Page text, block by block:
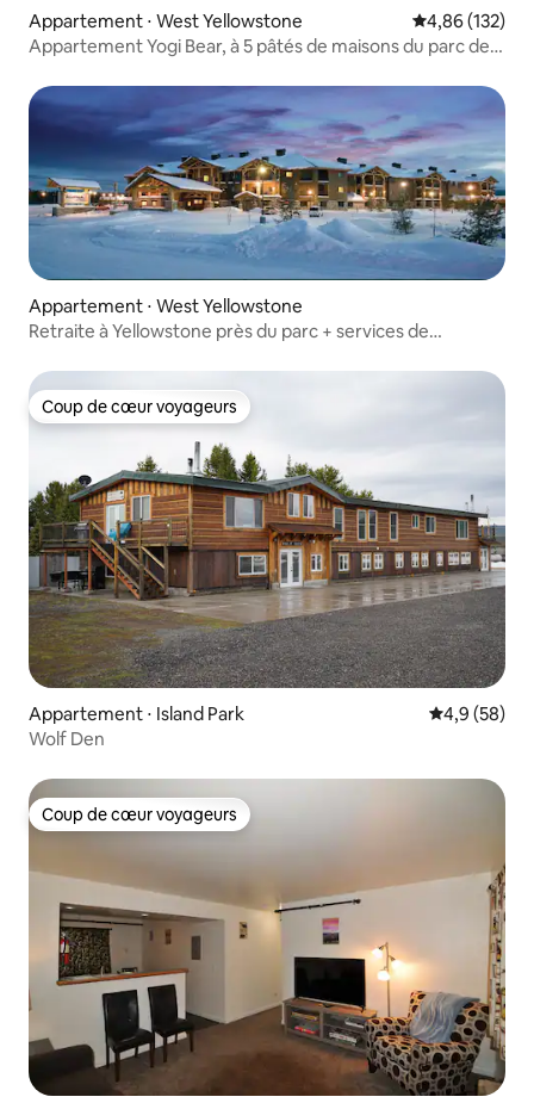
Appartement ⋅ West Yellowstone Évaluation
4,86 (132)
Appartement Yogi Bear, à 5 pâtés de maisons du parc de
Appartement ⋅ West Yellowstone
Retraite à Yellowstone près du parc + services de
Coup de cœur voyageurs
Coup de cœur voyageurs
Appartement ⋅ Island Park Évaluation
4,9 (58)
Wolf Den
Coup de cœur voyageurs
Coup de cœur voyageurs